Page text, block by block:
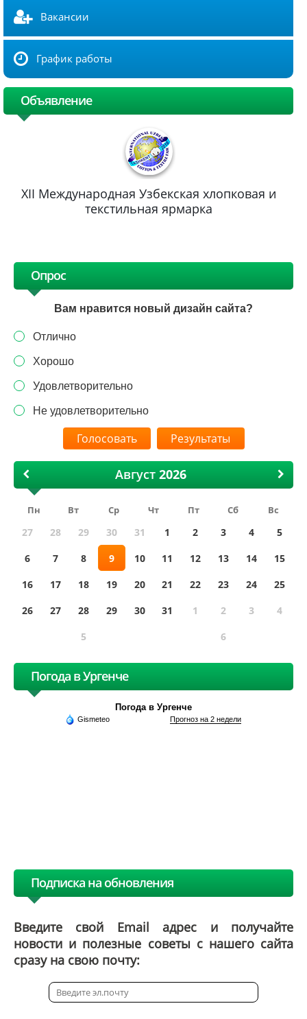
Вакансии
График работы
Объявление
XII Международная Узбекская хлопковая и
текстильная ярмарка
Опрос
Вам нравится новый дизайн сайта?
Отлично
Хорошо
Удовлетворительно
Не удовлетворительно
Результаты
Август
Пн Вт Ср Чт Пт Сб Вс
27 28 29 30 31 1 2 3 4
5
6
7 8 9 10 11 12 13 14
15
16
17 18 19 20 21 22 23 24
25
26
27 28 29 30 31 1 2 3
4
5
6
Погода в Ургенче
Погода в Ургенче
Gismeteo Прогноз на 2 недели
Подписка на обновления
Введите свой Email адрес и получайте
новости и полезные советы с нашего сайта
сразу на свою почту: